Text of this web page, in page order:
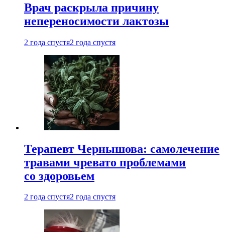
Врач раскрыла причину
непереносимости лактозы
2 года спустя2 года спустя
Терапевт Чернышова: самолечение
травами чревато проблемами
со здоровьем
2 года спустя2 года спустя